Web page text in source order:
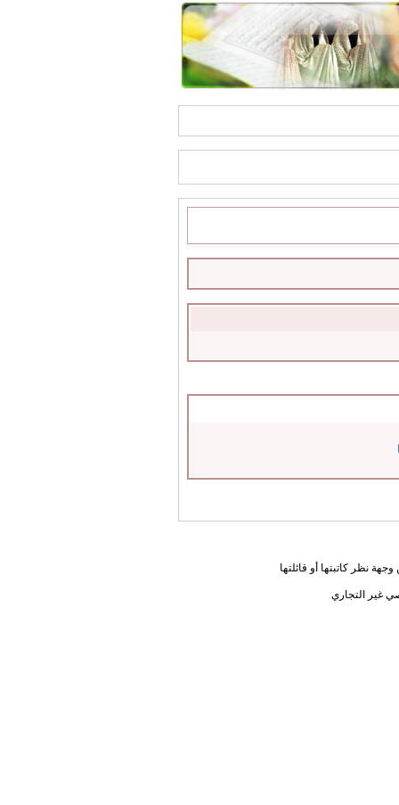
نظر كاتبتها أو قائلتها
غير التجاري